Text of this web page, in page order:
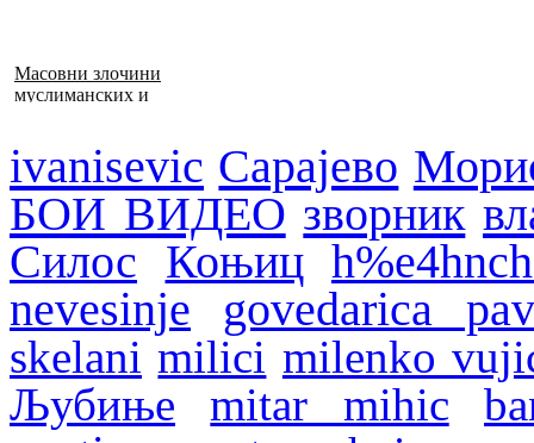
Масовни злочини
муслиманских и
ivanisevic Сарајево
БОИ ВИДЕО зворник
Силос Коњиц
nevesinje
govedarica
skelani milici milenko
Љубиње
mitar mihic